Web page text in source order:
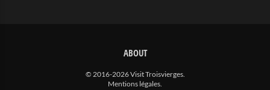
ABOUT
© 2016-2026 Visit Troisvierges.
Mentions légales.